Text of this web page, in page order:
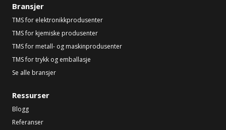
Bransjer
TMS for elektronikkprodusenter
TMS for kjemiske produsenter
TMS for metall- og maskinprodusenter
TMS for trykk og emballasje
Se alle bransjer
Ressurser
Blogg
Referanser